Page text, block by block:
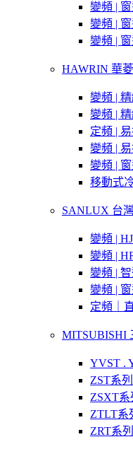
變頻 |
變頻 |
變頻 |
HAWRIN 華菱
變頻 |
變頻 |
定頻 |
變頻 |
變頻 |
移動式
SANLUX 台
變頻 |
變頻 |
變頻 |
變頻 |
定頻｜
MITSUBISHI
YVST .
ZST系
ZSXT系
ZTLT系
ZRT系